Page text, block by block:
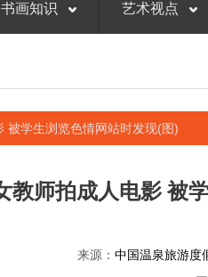
书画知识 艺术视点
被学生浏览色情网站时发现(图)
教师拍成人电影 被
来源： 中国温泉旅游度